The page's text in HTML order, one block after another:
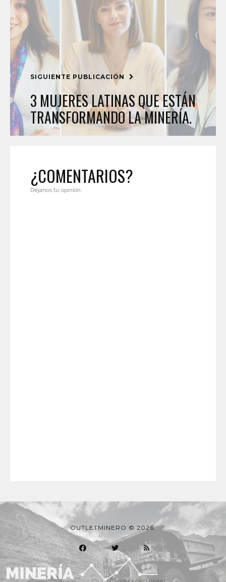
SIGUIENTE PUBLICACIÓN
3 MUJERES LATINAS QUE ESTÁN
TRANSFORMANDO LA MINERÍA.
¿COMENTARIOS?
Déjanos tu opinión.
OUTLETMINERO © 2026.